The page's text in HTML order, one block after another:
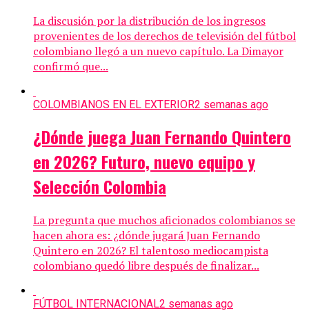
La discusión por la distribución de los ingresos
provenientes de los derechos de televisión del fútbol
colombiano llegó a un nuevo capítulo. La Dimayor
confirmó que...
COLOMBIANOS EN EL EXTERIOR2 semanas ago
¿Dónde juega Juan Fernando Quintero
en 2026? Futuro, nuevo equipo y
Selección Colombia
La pregunta que muchos aficionados colombianos se
hacen ahora es: ¿dónde jugará Juan Fernando
Quintero en 2026? El talentoso mediocampista
colombiano quedó libre después de finalizar...
FÚTBOL INTERNACIONAL2 semanas ago